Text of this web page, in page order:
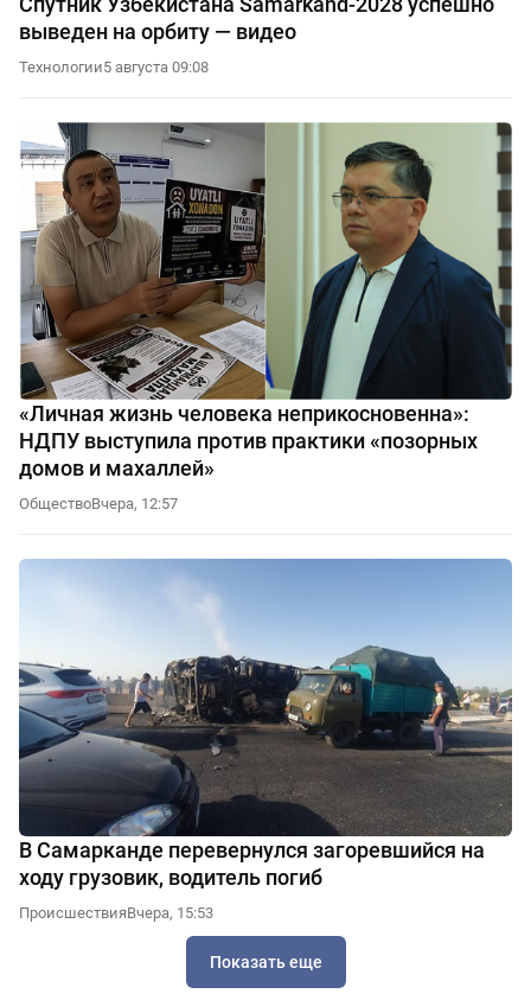
выведен на орбиту — видео
Технологии5 августа 09:08
«Личная жизнь человека неприкосновенна»:
НДПУ выступила против практики «позорных
домов и махаллей»
ОбществоВчера, 12:57
В Самарканде перевернулся загоревшийся на
ходу грузовик, водитель погиб
ПроисшествияВчера, 15:53
Показать еще